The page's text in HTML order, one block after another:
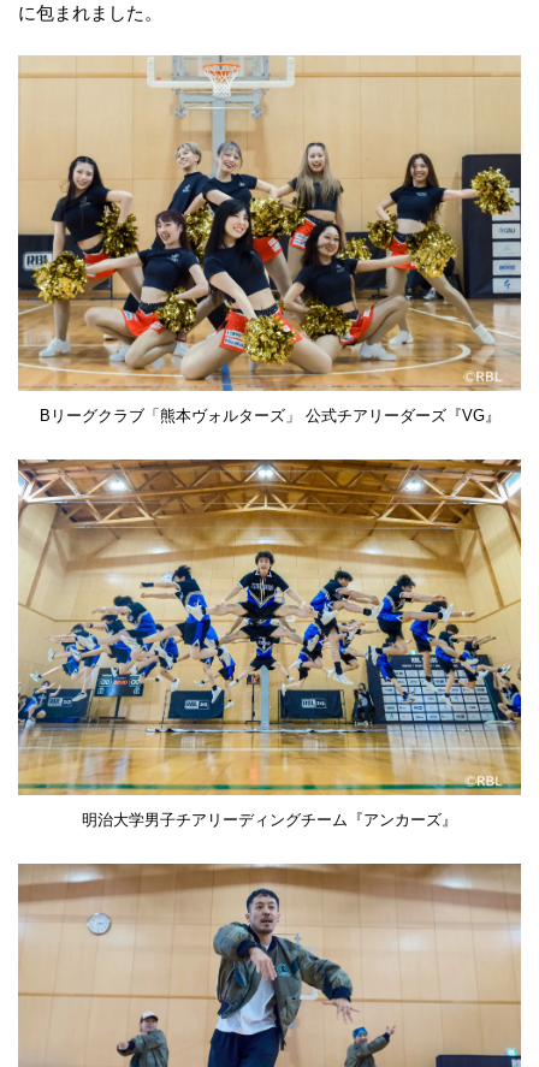
に包まれました。
Bリーグクラブ「熊本ヴォルターズ」 公式チアリーダーズ『VG』
明治大学男子チアリーディングチーム『アンカーズ』